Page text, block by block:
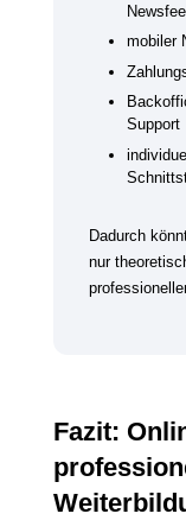
mobiler
Support
Dadurch
nur
Fazit: